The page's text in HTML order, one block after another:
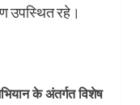
उपस्थित रहे।
के अंतर्गत विशेष